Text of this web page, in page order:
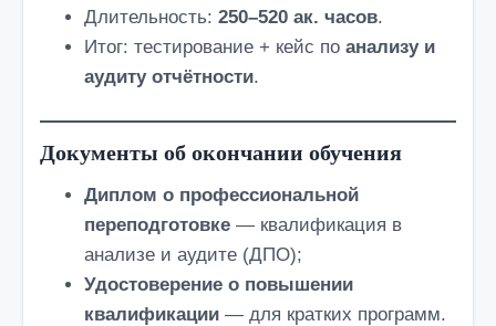
Длительность: 250–520 ак. часов.
Итог: тестирование + кейс по анализу и
аудиту отчётности.
Документы об окончании обучения
Диплом о профессиональной
переподготовке — квалификация в
анализе и аудите (ДПО);
Удостоверение о повышении
квалификации — для кратких программ.